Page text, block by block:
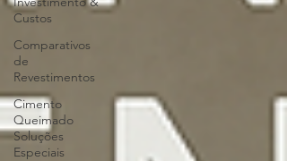
Custos
Comparativos
de
Revestimentos
Cimento
Queimado
Soluções
Especiais